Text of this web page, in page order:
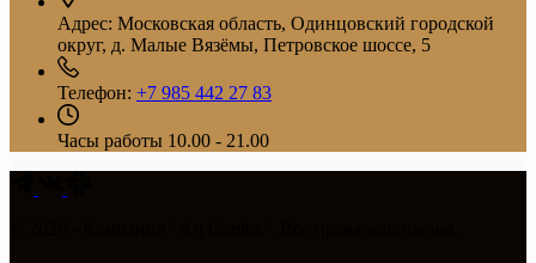
Адрес: Московская область, Одинцовский городской
округ, д. Малые Вязёмы, Петровское шоссе, 5
Телефон: +7 985 442 27 83
Часы работы 10.00 - 21.00